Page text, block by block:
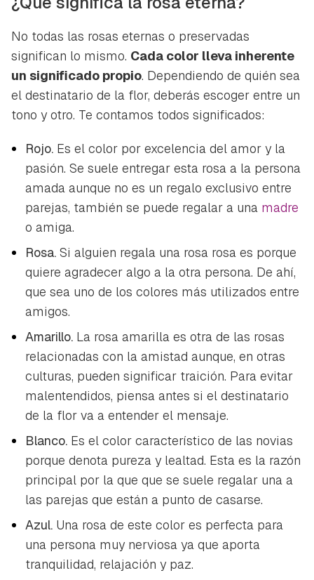
No todas las rosas eternas o preservadas
significan lo mismo. Cada color lleva inherente
un significado propio. Dependiendo de quién sea
el destinatario de la flor, deberás escoger entre un
tono y otro. Te contamos todos significados:
Rojo. Es el color por excelencia del amor y la
pasión. Se suele entregar esta rosa a la persona
amada aunque no es un regalo exclusivo entre
parejas, también se puede regalar a una madre
o amiga.
Rosa. Si alguien regala una rosa rosa es porque
quiere agradecer algo a la otra persona. De ahí,
que sea uno de los colores más utilizados entre
amigos.
Amarillo. La rosa amarilla es otra de las rosas
relacionadas con la amistad aunque, en otras
culturas, pueden significar traición. Para evitar
malentendidos, piensa antes si el destinatario
de la flor va a entender el mensaje.
Blanco. Es el color característico de las novias
porque denota pureza y lealtad. Esta es la razón
principal por la que que se suele regalar una a
las parejas que están a punto de casarse.
Azul. Una rosa de este color es perfecta para
una persona muy nerviosa ya que aporta
tranquilidad, relajación y paz.